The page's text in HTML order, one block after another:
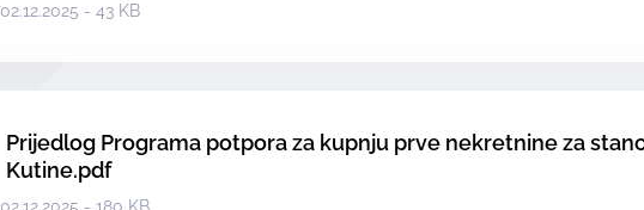
02.12.2025 - 43 KB
Prijedlog Programa potpora za kupnju prve nekretnine za
Kutine.pdf